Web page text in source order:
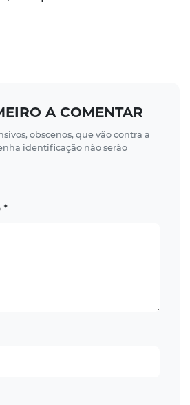
A COMENTAR
obscenos, que vão contra a
identificação não serão
*